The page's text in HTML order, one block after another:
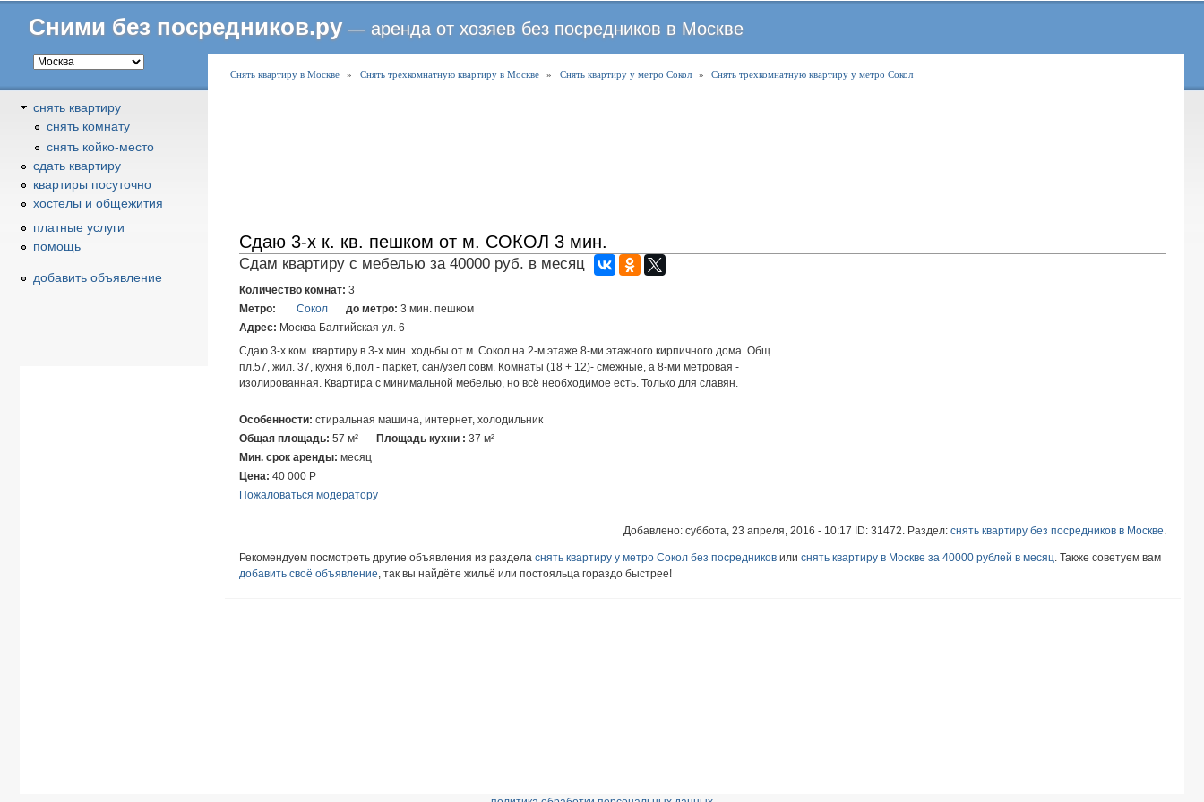
к
основному
содержанию
Сними без посредников.ру — аренда от хозяев без посредников в Москве
В
Снять квартиру в Москве » Снять трехкомнатную квартиру в Москве » Снять квартиру у метро Сокол » Снять трехкомнатную квартиру у метро Сокол
Сдаю 3-х к. кв. пешком от м. СОКОЛ 3 мин.
Сдам квартиру с мебелью за 40000 руб. в месяц
Количество комнат: 3
Метро:
Сокол до метро: 3 мин. пешком
Адрес: Москва Балтийская ул. 6
Сдаю 3-х ком. квартиру в 3-х мин. ходьбы от м. Сокол на 2-м этаже 8-ми этажного кирпичного дома. Общ.
пл.57, жил. 37, кухня 6,пол - паркет, сан/узел совм. Комнаты (18 + 12)- смежные, а 8-ми метровая -
изолированная. Квартира с минимальной мебелью, но всё необходимое есть. Только для славян.
Особенности: стиральная машина, интернет, холодильник
Общая площадь: 57 м² Площадь кухни : 37 м²
Мин. срок аренды: месяц
Цена: 40 000 Р
Пожаловаться модератору
Добавлено: суббота, 23 апреля, 2016 - 10:17 ID: 31472. Раздел: снять квартиру без посредников в Москве
Рекомендуем посмотреть другие объявления из раздела снять квартиру у метро Сокол без посредников или снять квартиру в Москве за 40000 рублей в месяц . Также советуем вам
добавить своё объявление , так вы найдёте жильё или постояльца гораздо быстрее!
снять квартиру
снять комнату
снять койко-место
cдать квартиру
квартиры посуточно
хостелы и общежития
платные услуги
помощь
добавить объявление